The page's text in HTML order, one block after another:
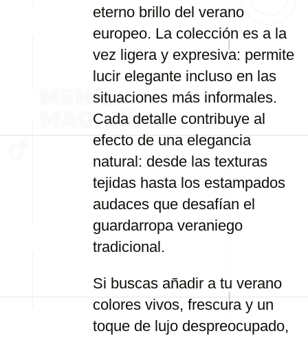
eterno brillo del verano
europeo. La colección es a la
vez ligera y expresiva: permite
lucir elegante incluso en las
situaciones más informales.
Cada detalle contribuye al
efecto de una elegancia
natural: desde las texturas
tejidas hasta los estampados
audaces que desafían el
guardarropa veraniego
tradicional.
Si buscas añadir a tu verano
colores vivos, frescura y un
toque de lujo despreocupado,